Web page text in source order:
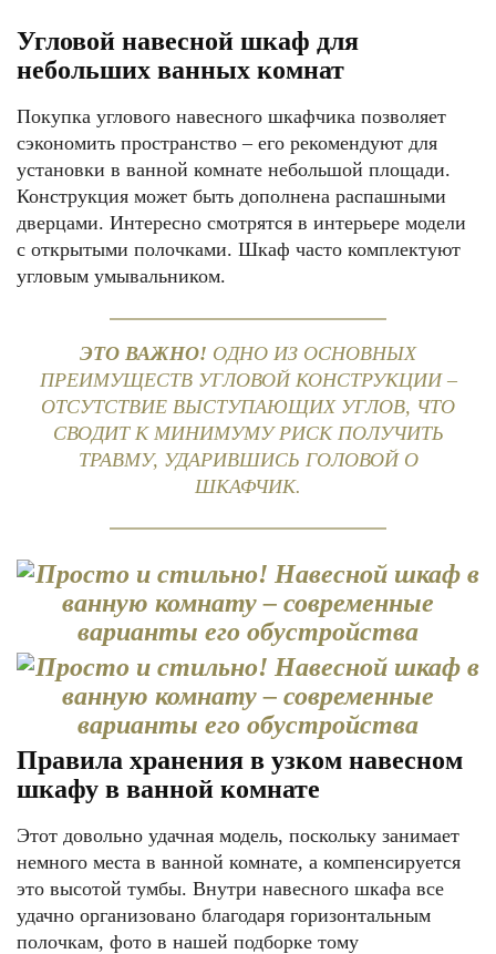
Угловой навесной шкаф для
небольших ванных комнат
Покупка углового навесного шкафчика позволяет
сэкономить пространство – его рекомендуют для
установки в ванной комнате небольшой площади.
Конструкция может быть дополнена распашными
дверцами. Интересно смотрятся в интерьере модели
с открытыми полочками. Шкаф часто комплектуют
угловым умывальником.
ЭТО ВАЖНО! ОДНО ИЗ ОСНОВНЫХ
ПРЕИМУЩЕСТВ УГЛОВОЙ КОНСТРУКЦИИ –
ОТСУТСТВИЕ ВЫСТУПАЮЩИХ УГЛОВ, ЧТО
СВОДИТ К МИНИМУМУ РИСК ПОЛУЧИТЬ
ТРАВМУ, УДАРИВШИСЬ ГОЛОВОЙ О
ШКАФЧИК.
Правила хранения в узком навесном
шкафу в ванной комнате
Этот довольно удачная модель, поскольку занимает
немного места в ванной комнате, а компенсируется
это высотой тумбы. Внутри навесного шкафа все
удачно организовано благодаря горизонтальным
полочкам, фото в нашей подборке тому